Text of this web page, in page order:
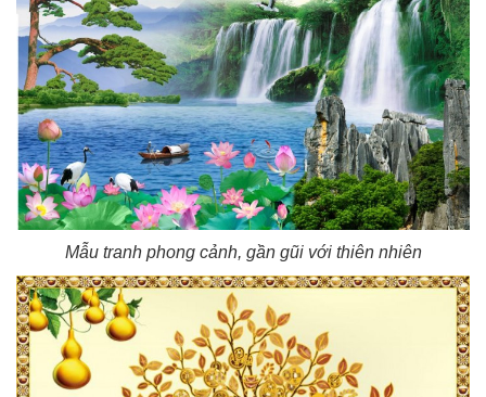
Mẫu tranh phong cảnh, gần gũi với thiên nhiên